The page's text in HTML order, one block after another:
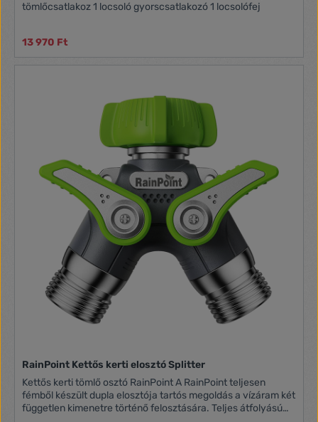
tömlőcsatlakoz 1 locsoló gyorscsatlakozó 1 locsolófej
13 970 Ft
RainPoint Kettős kerti elosztó Splitter
Kettős kerti tömlő osztó RainPoint A RainPoint teljesen
fémből készült dupla elosztója tartós megoldás a vízáram két
független kimenetre történő felosztására. Teljes átfolyású